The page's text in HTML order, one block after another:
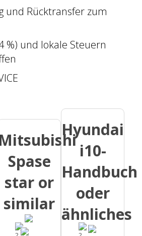
und Rücktransfer zum
%) und lokale Steuern
Mitsubishi
Spase
star or
similar
Hyundai
i10-
Handbuch
oder
ähnliches